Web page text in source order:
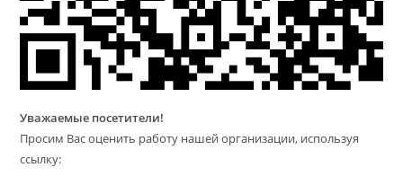
Уважаемые посетители!
Просим Вас оценить работу нашей организации, используя
ссылку: